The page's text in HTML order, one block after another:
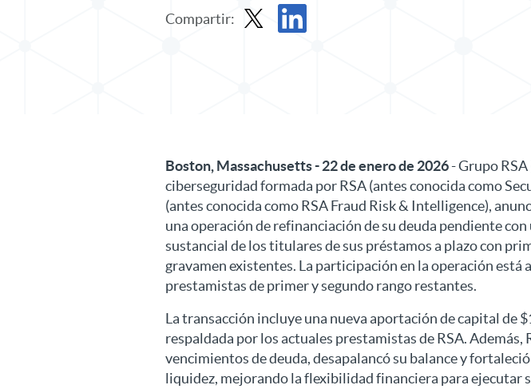
Compartir:
Boston, Massachusetts - 22 de enero de 2026- Grupo RSA
ciberseguridad formada por RSA (antes conocida como
(antes conocida como RSA Fraud Risk & Intelligence),
una operación de refinanciación de su deuda pendiente
sustancial de los titulares de sus préstamos a plazo con
gravamen existentes. La participación en la operación está
prestamistas de primer y segundo rango restantes.
La transacción incluye una nueva aportación de capital de
respaldada por los actuales prestamistas de RSA. Además,
vencimientos de deuda, desapalancó su balance y
liquidez, mejorando la flexibilidad financiera para ejecutar